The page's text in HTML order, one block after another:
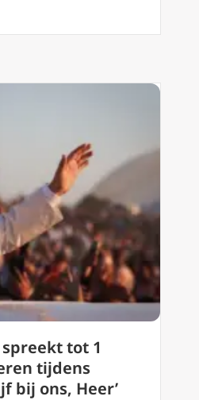
spreekt tot 1
tijdens
bij ons, Heer’